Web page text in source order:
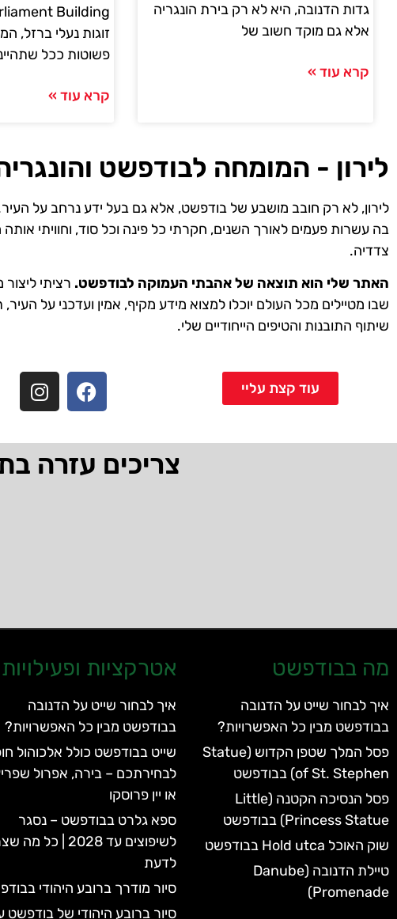
גדות הדנובה, היא לא רק בירת הונגריה
אלא גם מוקד חשוב של
קרא עוד »
זוגות נעלי ברזל,
פשוטות ככל
קרא עוד »
לירון - המומחה לבודפשט
לירון, לא רק חובב מושבע של בודפשט, אלא גם בעל ידע נרחב על
בה עשרות פעמים לאורך השנים, חקרתי כל פינה וכל סוד, וחוויתי
צדדיה.
האתר שלי הוא תוצאה של אהבתי העמוקה לבודפשט. רציתי ליצור
שבו מטיילים מכל העולם יוכלו למצוא מידע מקיף, אמין ועדכני על העיר,
שיתוף התובנות והטיפים הייחודיים שלי.
עוד קצת עליי
צריכים עזרה
מה בבודפשט
איך לבחור שייט על הדנובה
בבודפשט מבין כל האפשרויות?
פסל המלך שטפן הקדוש (Statue
of St. Stephen) בבודפשט
פסל הנסיכה הקטנה (Little
Princess Statue) בבודפשט
שוק האוכל Hold utca בבודפשט
טיילת הדנובה (Danube
Promenade)
אטרקציות ופעילויות
איך לבחור שייט על הדנובה
בבודפשט מבין כל האפשרויות?
שייט בבודפשט כולל אלכוהול
לבחירתכם – בירה, אפרול
או יין פרוסקו
ספא גלרט בבודפשט – נסגר
לשיפוצים עד 2028 | כל
לדעת
סיור מודרך ברובע היהודי
סיור ברובע היהודי של בודפשט